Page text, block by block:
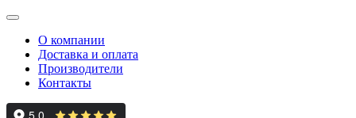
О компании
Доставка и оплата
Производители
Контакты